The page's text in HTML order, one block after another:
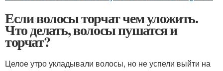
Если волосы торчат чем уложить.
Что делать, волосы пушатся и
торчат?
Целое утро укладывали волосы, но не успели выйти на